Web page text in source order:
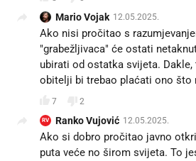
Mario Vojak 12.05.2025.
Ako nisi pročitao s
"grabežljivaca" će ostati
ubirati od ostatka svijeta.
obitelji bi trebao plaćati ono što
7 2
RV Ranko Vujović 12.05.2025.
Ako si dobro pročitao javno
puta veće no širom svijeta. To